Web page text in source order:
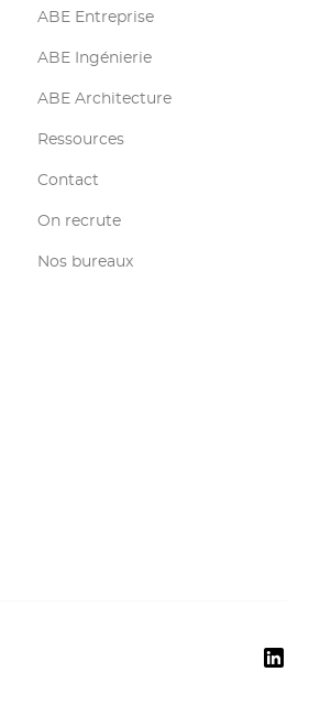
ABE Entreprise
ABE Ingénierie
ABE Architecture
Ressources
Contact
On recrute
Nos bureaux